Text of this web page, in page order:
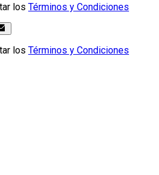
los Términos y Condiciones
los Términos y Condiciones